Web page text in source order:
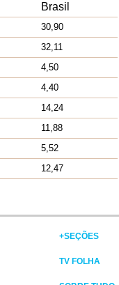
Brasil
30,90
32,11
4,50
4,40
14,24
11,88
5,52
12,47
+SEÇÕES
TV FOLHA